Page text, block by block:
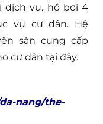
dịch vụ. hồ bơi 4
vụ cư dân. Hệ
sàn cung cấp
cư dân tại đây.
nang/the-